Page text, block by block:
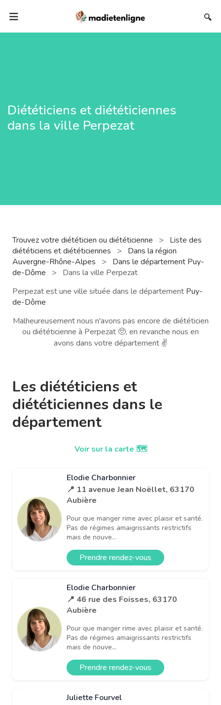
🔍
Diététiciens et diététiciennes
dans la ville Perpezat
Trouvez votre diététicien ou diététicienne >
Liste des
diététiciens et diététiciennes
>
Dans la région
Auvergne-Rhône-Alpes
>
Dans le département Puy-
de-Dôme
>
Dans la ville Perpezat
Perpezat est une ville située dans le département Puy-
de-Dôme
Malheureusement nous n'avons pas encore de diététicien
ou diététicienne à Perpezat 🥺, en revanche nous en
avons dans votre département ✌️
Les diététiciens et
diététiciennes dans le
département
Voir sur la carte 🗺️
Elodie Charbonnier
📍 11 avenue Jean Noëllet, 63170
Aubière
Pour que manger rime avec plaisir et santé.
Pas de régimes amaigrissants restrictifs
mais de nouve...
Prendre rendez-vous
Elodie Charbonnier
📍 46 rue des Foisses, 63170
Aubière
Pour que manger rime avec plaisir et santé.
Pas de régimes amaigrissants restrictifs
mais de nouve...
Prendre rendez-vous
Juliette Fourvel